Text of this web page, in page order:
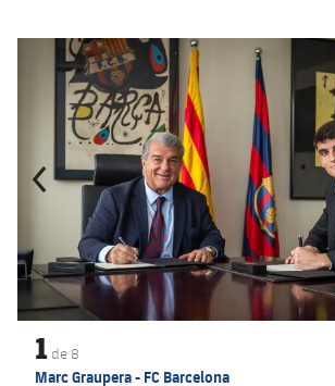
Clasificaciones
Fotos
Voleibol femenino
Carnet de las Secciones Amateurs
League of Legends
VALORANT Rising
VALORANT Game Changers
eFootball
Anterior
label.aria.chevronleft
1 de 8
Marc Graupera - FC Barcelona